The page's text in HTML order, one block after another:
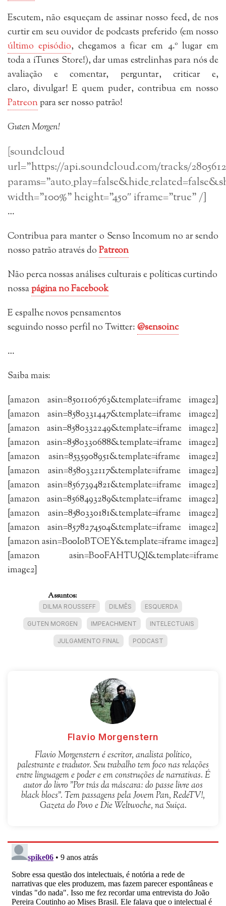
Escutem, não esqueçam de assinar nosso feed, de nos
curtir em seu ouvidor de podcasts preferido (em nosso
último episódio, chegamos a ficar em 4.º lugar em
toda a iTunes Store!), dar umas estrelinhas para nós de
avaliação e comentar, perguntar, criticar e,
claro, divulgar! E quem puder, contribua em nosso
Patreonpara ser nosso patrão!
Guten Morgen!
[soundcloud
url=”https://api.soundcloud.com/tracks/
width=”100%” height=”450″ iframe=”true” /]
…
Contribua para manter o Senso Incomum no ar sendo
nosso patrão através doPatreon
Não perca nossas análises culturais e políticas curtindo
nossapágina no Facebook
E espalhe novos pensamentos
seguindonosso perfil no Twitter:@sensoinc
…
Saiba mais:
[amazon asin=8501106763&template=iframe image2]
[amazon asin=8580331447&template=iframe image2]
[amazon asin=8580332249&template=iframe image2]
[amazon asin=8580330688&template=iframe image2]
[amazon asin=8535908951&template=iframe image2]
[amazon asin=8580332117&template=iframe image2]
[amazon asin=8567394821&template=iframe image2]
[amazon asin=8568493289&template=iframe image2]
[amazon asin=8580330181&template=iframe image2]
[amazon asin=8578274504&template=iframe image2]
[amazon asin=B00I0BTOEY&template=iframe image2]
[amazon asin=B00FAHTUQI&template=iframe
image2]
Assuntos:
DILMA ROUSSEFF DILMÊS ESQUERDA
GUTEN MORGEN IMPEACHMENT INTELECTUAIS
JULGAMENTO FINAL PODCAST
Flavio Morgenstern
Flavio Morgenstern é escritor, analista político,
palestrante e tradutor. Seu trabalho tem foco nas relações
entre linguagem e poder e em construções de narrativas. É
autor do livro "Por trás da máscara: do passe livre aos
black blocs". Tem passagens pela Jovem Pan, RedeTV!,
Gazeta do Povo e Die Weltwoche, na Suiça.